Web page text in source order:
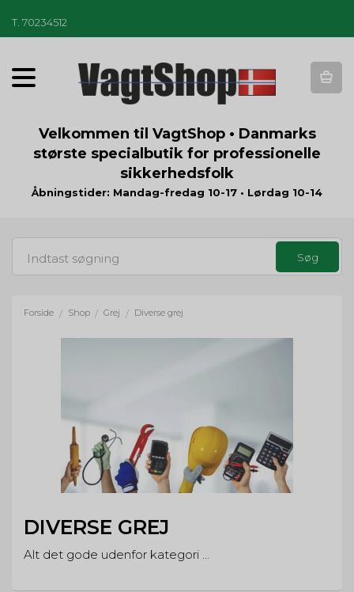
T 70234512
T
o
g
a
t
o
Velkommen til VagtShop • Danmarks
største specialbutik for professionelle
sikkerhedsfolk
Åbningstider: Mandag-fredag 10-17 • Lørdag 10-14
Forside / Shop / Grej / Diverse grej
DIVERSE GREJ
Alt det gode udenfor kategori ...